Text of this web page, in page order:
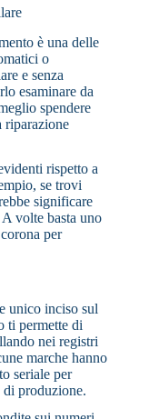
è una delle
o
e senza
esaminare da
spendere
riparazione
rispetto a
se trovi
significare
volte basta uno
per
unico inciso sul
ti permette di
nei registri
marche hanno
seriale per
di produzione.